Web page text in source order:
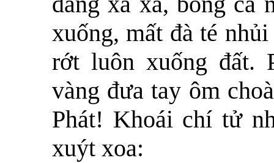
xuống, mất đà té
rớt luôn xuống đất.
vàng đưa tay ôm
Phát! Khoái chí tử
xuýt xoa: